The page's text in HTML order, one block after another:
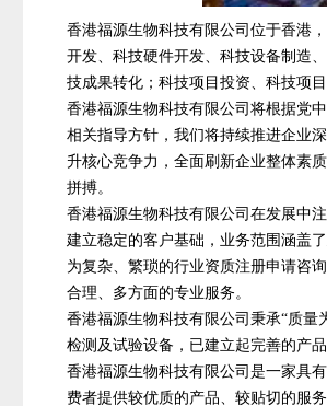
香港福源生物科技有限公司位于香港
开发、科技硬件开发、科技设备制造
技成果转化；科技项目投资、科技项
香港福源生物科技有限公司将根据党
相关指导方针，我们将持续推进企业
升核心竞争力，全面刷新企业整体素
拼搏。
香港福源生物科技有限公司在发展中
建立稳定的客户基础，业务范围涵盖
为复杂、繁琐的行业资质注册申请咨
合理、多方面的专业服务。
香港福源生物科技有限公司秉承“质量
检测及试验设备，已建立起完善的产
香港福源生物科技有限公司是一家具
费者提供较优质的产品、较贴切的服